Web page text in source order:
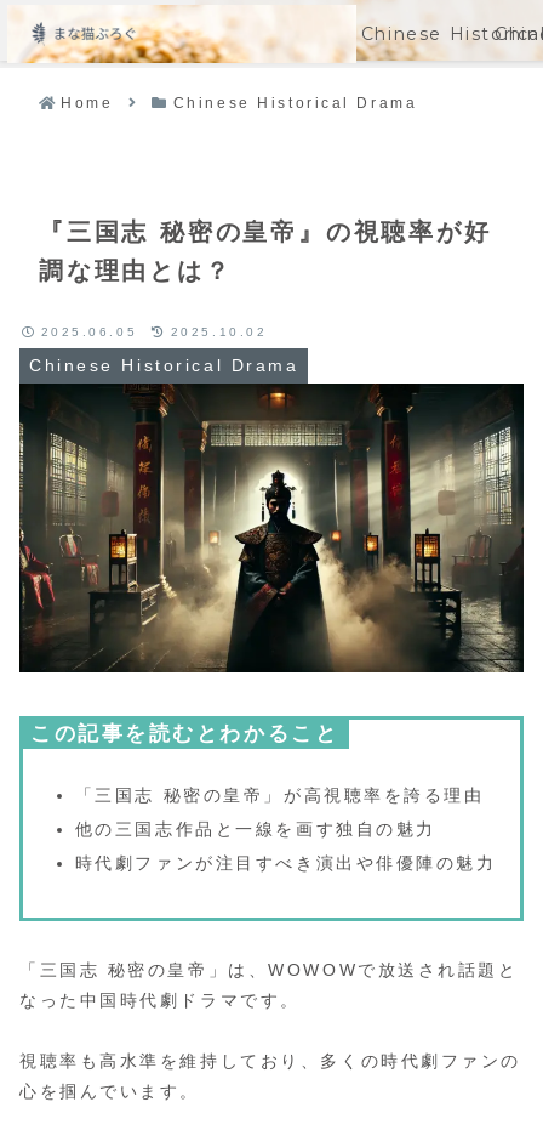
Chinese
Home Chinese Historical Drama
『三国志 秘密の皇帝』の視聴率が好
調な理由とは？
Chinese Historical Drama
2025.06.05 2025.10.02
この記事を読むとわかること
「三国志 秘密の皇帝」が高視聴率を誇る理由
他の三国志作品と一線を画す独自の魅力
時代劇ファンが注目すべき演出や俳優陣の魅力
「三国志 秘密の皇帝」は、WOWOWで放送され話題と
なった中国時代劇ドラマです。
視聴率も高水準を維持しており、多くの時代劇ファンの
心を掴んでいます。
メニュー